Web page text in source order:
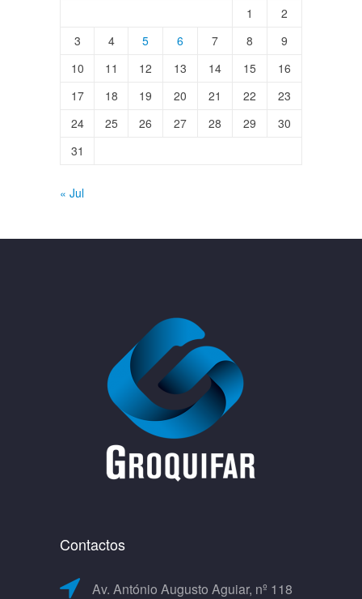
1
2
3
4 5 6 7 8
9
10
11 12 13 14 15
16
17
18 19 20 21 22
23
24
25 26 27 28 29
30
31
« Jul
Contactos
Av. António Augusto Aguiar, nº 118